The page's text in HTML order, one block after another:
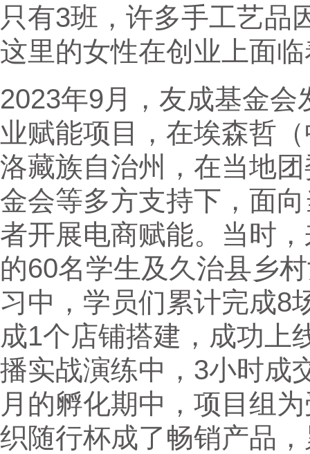
只有3班，许多手工艺品
这里的女性在创业上面
2023年9月，友成基金会
业赋能项目，在埃森哲
洛藏族自治州，在当地
金会等多方支持下，面
者开展电商赋能。当时
的60名学生及久治县乡
习中，学员们累计完成8
成1个店铺搭建，成功上
播实战演练中，3小时成
月的孵化期中，项目组
织随行杯成了畅销产品